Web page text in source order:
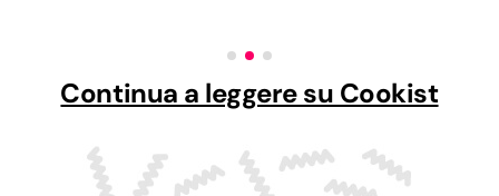
Continua a leggere su Cookist